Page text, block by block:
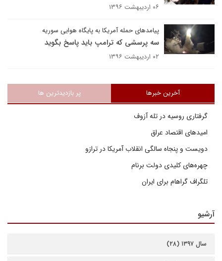
۰۶ اردیبهشت ۱۳۹۶
پیامدهای حمله آمریکا به پایگاه هوایی سوریه
سه پرسشی که ترامپ باید پاسخ بگوید
۰۲ اردیبهشت ۱۳۹۶
آخرین خبرها پر بازدیدترین ها
گرفتاری روسیه در تله آزوف
امیدهای اقتصاد عراق
دویست و پنجاه سالگی انقلاب آمریکا در ترازو
چهره‌های کلیدی دولت برنام
تلگراف گراهام برای ایران
آرشیو
سال ۱۳۹۷ (۲۸)